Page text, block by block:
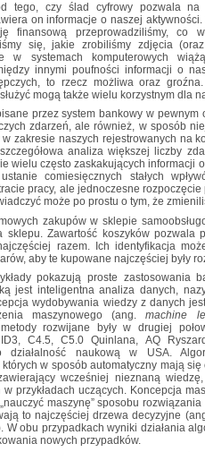
tego, czy ślad cyfrowy pozwala
on informacje o naszej
finansową przeprowadziliśmy, co
się, jakie zrobiliśmy zdjęcia
w systemach komputerowych
innymi poufności informacji o
to rzecz możliwa oraz
mogą także wielu korzystnym dla
przez system bankowy w
zdarzeń, ale również, w sposób
zakresie naszych rejestrowanych na
analiza większej liczby
wielu często zaskakujących informacji
ustanie comiesięcznych stałych
pracy, ale jednoczesne rozpoczęcie
może po prostu o tym, że
zakupów w sklepie
sklepu. Zawartość koszyków pozwala
razem. Ich identyfikacja
aby te kupowane najczęściej były
pokazują proste zastosowania
jest inteligentna analiza danych,
wydobywania wiedzy z danych
maszynowego (ang.machine
rozwijane były w drugiej
C4.5, C5.0 Quinlana, AQ
działalność naukową w USA.
których w sposób automatyczny mają
wcześniej nieznaną
w przykładach uczących. Koncepcja
maszynę” sposobu
to najczęściej drzewa decyzyjne
W obu przypadkach wyniki działania
nowych przypadków.